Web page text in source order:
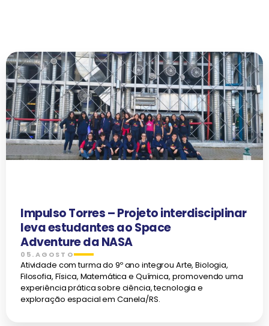
Impulso Torres – Projeto interdisciplinar
leva estudantes ao Space
Adventure da NASA
05.AGOSTO
Atividade com turma do 9º ano integrou Arte, Biologia,
Filosofia, Física, Matemática e Química, promovendo uma
experiência prática sobre ciência, tecnologia e
exploração espacial em Canela/RS.